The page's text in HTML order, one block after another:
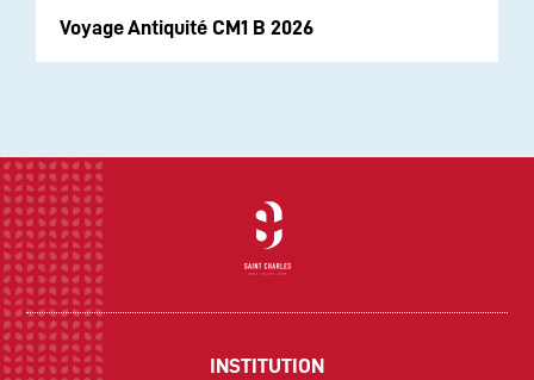
Voyage Antiquité CM1 B 2026
INSTITUTION